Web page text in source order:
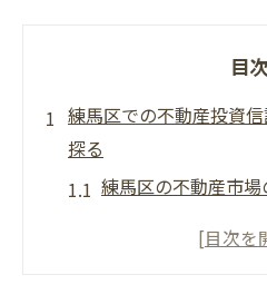
目次
練馬区での不動産投資
探る
練馬区の不動産市場
投資信託における